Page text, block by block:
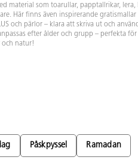
material som toarullar, papptallrikar,
Här finns även inspirerande gratismallar
och pärlor – klara att skriva ut och
efter ålder och grupp – perfekta
och natur!
Påskpyssel Ramadan